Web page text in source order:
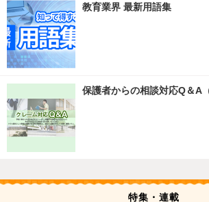
教育業界 最新用語集
保護者からの相談対応Q＆A
特集・連載